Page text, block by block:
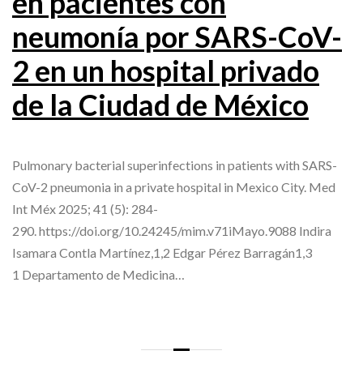
neumonía por SARS-CoV-
2 en un hospital privado
de la Ciudad de México
Pulmonary bacterial superinfections in patients with SARS-
CoV-2 pneumonia in a private hospital in Mexico City. Med
Int Méx 2025; 41 (5): 284-
290. https://doi.org/10.24245/mim.v71iMayo.9088 Indira
Isamara Contla Martínez,1,2 Edgar Pérez Barragán1,3
1 Departamento de Medicina…